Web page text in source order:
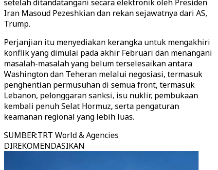
setelah ditandatangani secara elektronik oleh Presiden
Iran Masoud Pezeshkian dan rekan sejawatnya dari AS,
Trump.
Perjanjian itu menyediakan kerangka untuk mengakhiri
konflik yang dimulai pada akhir Februari dan menangani
masalah-masalah yang belum terselesaikan antara
Washington dan Teheran melalui negosiasi, termasuk
penghentian permusuhan di semua front, termasuk
Lebanon, pelonggaran sanksi, isu nuklir, pembukaan
kembali penuh Selat Hormuz, serta pengaturan
keamanan regional yang lebih luas.
SUMBER:TRT World & Agencies
DIREKOMENDASIKAN